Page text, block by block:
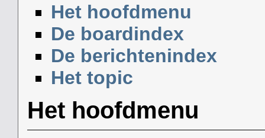
Het hoofdmenu
De boardindex
De berichtenindex
Het topic
Het hoofdmenu